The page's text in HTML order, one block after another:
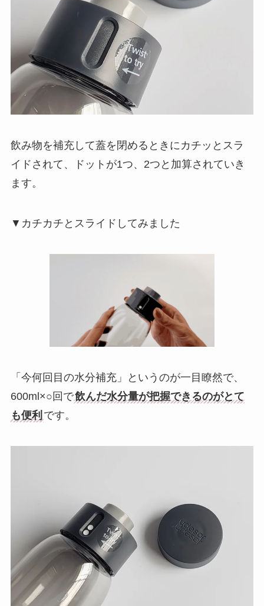
飲み物を補充して蓋を閉めるときにカチッとスラ
イドされて、ドットが1つ、2つと加算されていき
ます。
▼カチカチとスライドしてみました
「今何回目の水分補充」というのが一目瞭然で、
600ml×○回で飲んだ水分量が把握できるのがとて
も便利 です。